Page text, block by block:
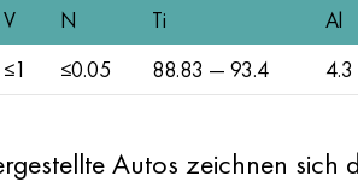
V N Ti Al
≤1 ≤0.05 88.83 — 93.4
Autos zeichnen